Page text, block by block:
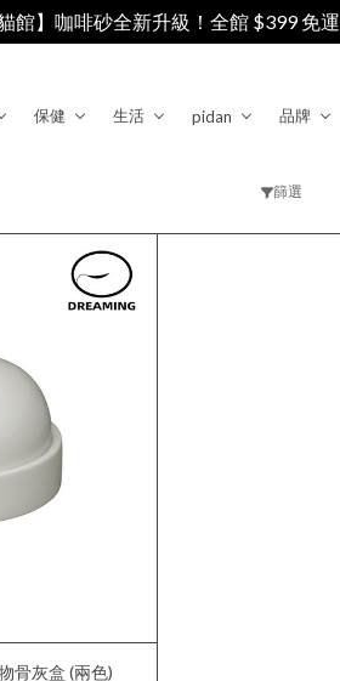
貓館】咖啡砂全新升級！全館 $399 免運
保健 生活 pidan 品牌
清除
篩選
骨灰盒 (兩色)